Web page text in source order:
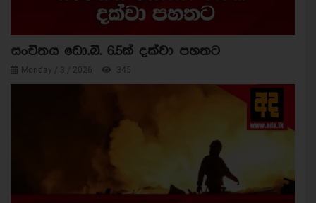
සංචිතය ඩො.බි. 6.5ක් දක්වා පහතට
Monday / 3 / 2026 345